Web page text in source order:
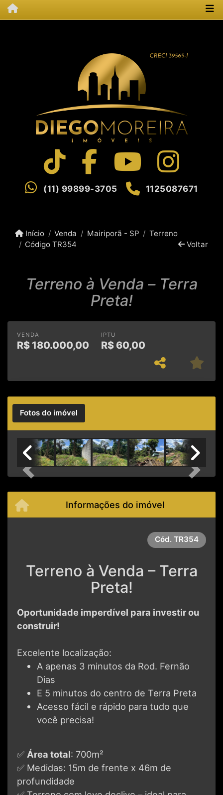
(11) 99899-3705 1125087671
Início Venda Mairiporã - SP
Terreno
Código TR354
Voltar
Terreno à Venda – Terra
Preta!
VENDA
R$ 180.000,00
IPTU
R$ 60,00
Fotos do imóvel
Previous Next
Informações do imóvel
Cód. TR354
Terreno à Venda – Terra
Preta!
Oportunidade imperdível para investir ou
construir!
Excelente localização:
A apenas 3 minutos da Rod. Fernão
Dias
E 5 minutos do centro de Terra Preta
Acesso fácil e rápido para tudo que
você precisa!
✅ Área total: 700m²
✅ Medidas: 15m de frente x 46m de
profundidade